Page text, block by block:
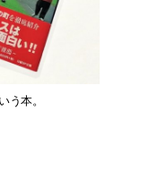
う本。